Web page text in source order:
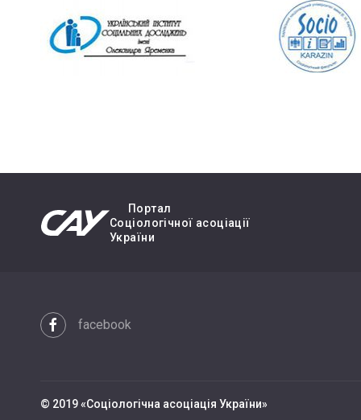
Портал
Cоціологічної асоціації
України
facebook
© 2019 «Cоціологічна асоціація України»